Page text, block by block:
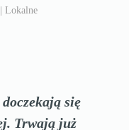
Lokalne
się
Trwają już